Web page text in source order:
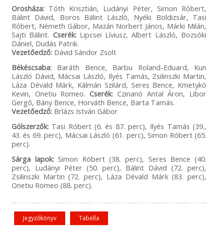
Orosháza:Tóth Krisztián, Ludányi Péter, Simon Róbert,
Bálint Dávid, Boros Bálint László, Nyéki Boldizsár, Tasi
Róbert, Németh Gábor, Mazán Norbert János, Márki Milán,
Sajti Bálint. Cserék:Lipcsei Líviusz, Albert László, Bozsóki
Dániel, Dudás Patrik.
Vezetőedző:Dávid Sándor Zsolt
Békéscsaba:Baráth Bence, Barbu Roland-Eduard, Kun
László Dávid, Mácsai László, Ilyés Tamás, Zsilinszki Martin,
Láza Dévald Márk, Kálmán Szilárd, Seres Bence, Kmetykó
Kevin, Onetiu Romeo.Cserék: Czinanó Antal Áron, Libor
Gergő, Bány Bence, Horváth Bence, Barta Tamás.
Vezetőedző:Brlázs István Gábor
Gólszerzők:Tasi Róbert (6. és 87. perc), Ilyés Tamás (39.,
43. és 69. perc), Mácsai László (61. perc), Simon Róbert (65.
perc).
Sárga lapok:Simon Róbert (38. perc), Seres Bence (40.
perc), Ludányi Péter (50. perc), Bálint Dávid (72. perc),
Zsilinszki Martin (72. perc), Láza Dévald Márk (83. perc),
Onetiu Romeo (88. perc).
Jegyzőkönyv Tabella